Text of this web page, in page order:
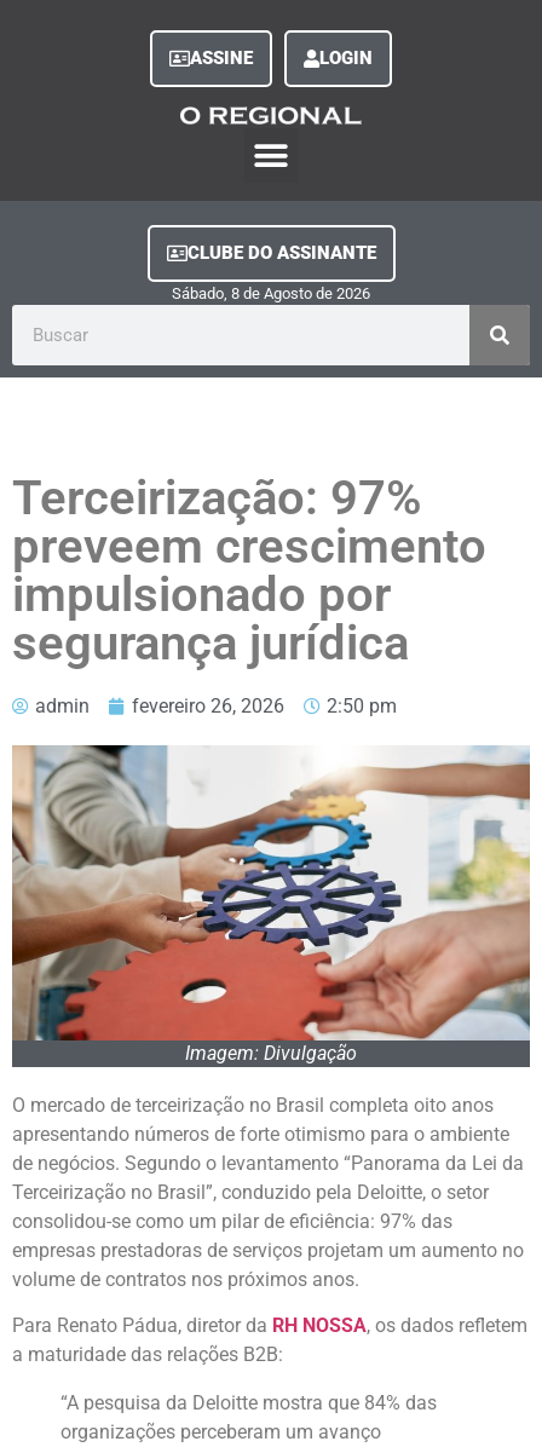
ASSINE LOGIN
CLUBE DO ASSINANTE
Sábado, 8 de Agosto de 2026
Terceirização: 97%
preveem crescimento
impulsionado por
segurança jurídica
admin fevereiro 26, 2026 2:50 pm
Imagem: Divulgação
O mercado de terceirização no Brasil completa oito anos
apresentando números de forte otimismo para o ambiente
de negócios. Segundo o levantamento “Panorama da Lei da
Terceirização no Brasil”, conduzido pela Deloitte, o setor
consolidou-se como um pilar de eficiência: 97% das
empresas prestadoras de serviços projetam um aumento no
volume de contratos nos próximos anos.
Para Renato Pádua, diretor da RH NOSSA, os dados refletem
a maturidade das relações B2B:
“A pesquisa da Deloitte mostra que 84% das
organizações perceberam um avanço